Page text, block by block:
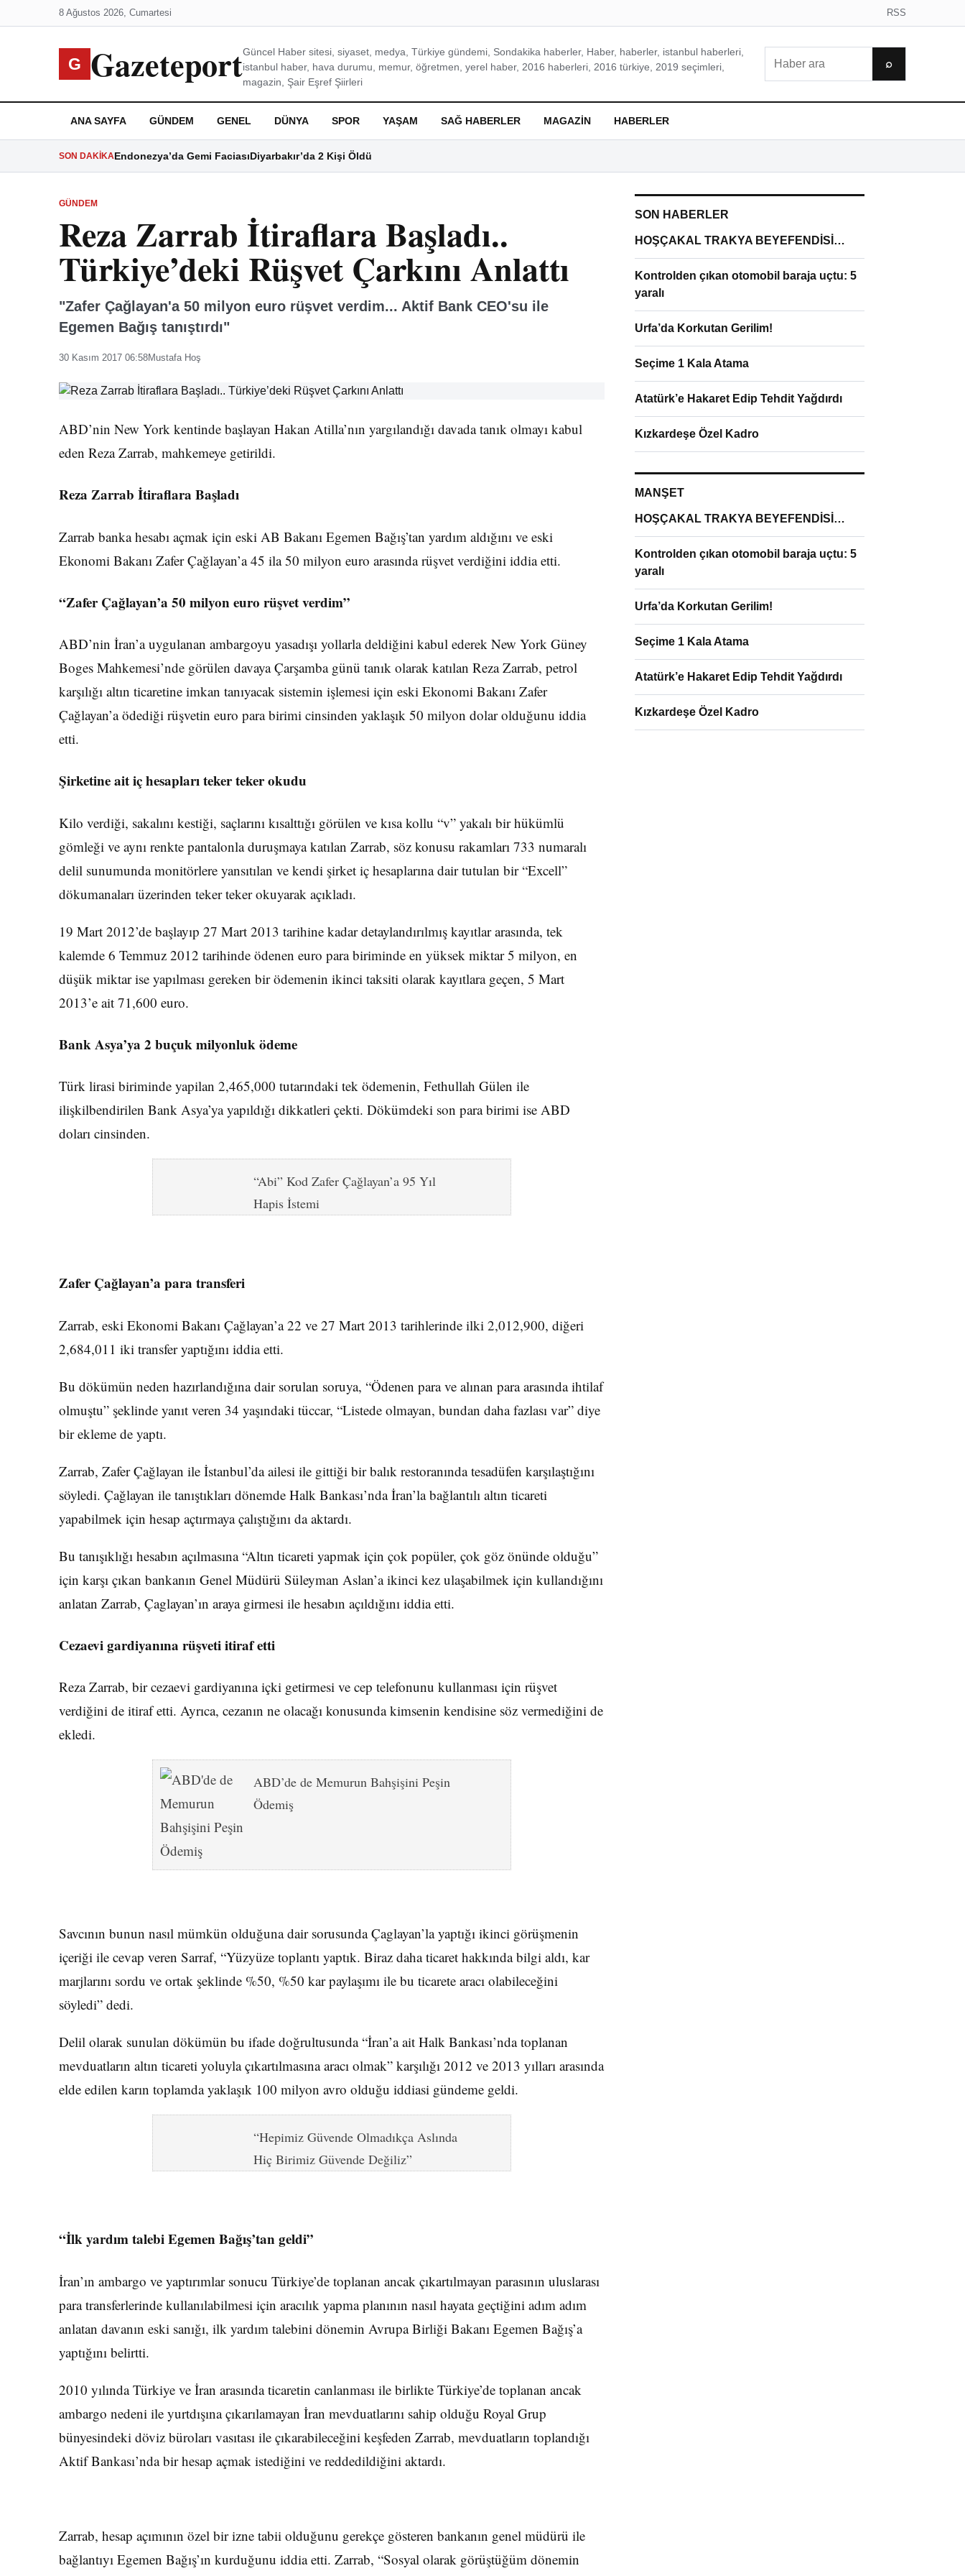
8 Ağustos 2026, Cumartesi RSS
G GazeteportGüncel Haber sitesi, siyaset, medya, Türkiye gündemi, Sondakika haberler, Haber, haberler, istanbul haberleri,
istanbul haber, hava durumu, memur, öğretmen, yerel haber, 2016 haberleri, 2016 türkiye, 2019 seçimleri,
magazin, Şair Eşref Şiirleri
⌕
ANA SAYFA GÜNDEM GENEL DÜNYA SPOR YAŞAM SAĞ HABERLER MAGAZIN HABERLER
SON DAKIKAEndonezya’da Gemi FaciasıDiyarbakır’da 2 Kişi Öldü
GÜNDEM
Reza Zarrab İtiraflara Başladı..
Türkiye’deki Rüşvet Çarkını Anlattı
"Zafer Çağlayan'a 50 milyon euro rüşvet verdim... Aktif Bank CEO'su ile
Egemen Bağış tanıştırdı"
30 Kasım 2017 06:58Mustafa Hoş
ABD’nin New York kentinde başlayan Hakan Atilla’nın yargılandığı davada tanık olmayı kabul
eden Reza Zarrab, mahkemeye getirildi.
Reza Zarrab İtiraflara Başladı
Zarrab banka hesabı açmak için eski AB Bakanı Egemen Bağış’tan yardım aldığını ve eski
Ekonomi Bakanı Zafer Çağlayan’a 45 ila 50 milyon euro arasında rüşvet verdiğini iddia etti.
“Zafer Çağlayan’a 50 milyon euro rüşvet verdim”
ABD’nin İran’a uygulanan ambargoyu yasadışı yollarla deldiğini kabul ederek New York Güney
Boges Mahkemesi’nde görülen davaya Çarşamba günü tanık olarak katılan Reza Zarrab, petrol
karşılığı altın ticaretine imkan tanıyacak sistemin işlemesi için eski Ekonomi Bakanı Zafer
Çağlayan’a ödediği rüşvetin euro para birimi cinsinden yaklaşık 50 milyon dolar olduğunu iddia
etti.
Şirketine ait iç hesapları teker teker okudu
Kilo verdiği, sakalını kestiği, saçlarını kısalttığı görülen ve kısa kollu “v” yakalı bir hükümlü
gömleği ve aynı renkte pantalonla duruşmaya katılan Zarrab, söz konusu rakamları 733 numaralı
delil sunumunda monitörlere yansıtılan ve kendi şirket iç hesaplarına dair tutulan bir “Excell”
dökumanaları üzerinden teker teker okuyarak açıkladı.
19 Mart 2012’de başlayıp 27 Mart 2013 tarihine kadar detaylandırılmış kayıtlar arasında, tek
kalemde 6 Temmuz 2012 tarihinde ödenen euro para biriminde en yüksek miktar 5 milyon, en
düşük miktar ise yapılması gereken bir ödemenin ikinci taksiti olarak kayıtlara geçen, 5 Mart
2013’e ait 71,600 euro.
Bank Asya’ya 2 buçuk milyonluk ödeme
Türk lirasi biriminde yapilan 2,465,000 tutarındaki tek ödemenin, Fethullah Gülen ile
ilişkilbendirilen Bank Asya’ya yapıldığı dikkatleri çekti. Dökümdeki son para birimi ise ABD
doları cinsinden.
“Abi” Kod Zafer Çağlayan’a 95 Yıl
Hapis İstemi
Zafer Çağlayan’a para transferi
Zarrab, eski Ekonomi Bakanı Çağlayan’a 22 ve 27 Mart 2013 tarihlerinde ilki 2,012,900, diğeri
2,684,011 iki transfer yaptığını iddia etti.
Bu dökümün neden hazırlandığına dair sorulan soruya, “Ödenen para ve alınan para arasında ihtilaf
olmuştu” şeklinde yanıt veren 34 yaşındaki tüccar, “Listede olmayan, bundan daha fazlası var” diye
bir ekleme de yaptı.
Zarrab, Zafer Çağlayan ile İstanbul’da ailesi ile gittiği bir balık restoranında tesadüfen karşılaştığını
söyledi. Çağlayan ile tanıştıkları dönemde Halk Bankası’nda İran’la bağlantılı altın ticareti
yapabilmek için hesap açtırmaya çalıştığını da aktardı.
Bu tanışıklığı hesabın açılmasına “Altın ticareti yapmak için çok popüler, çok göz önünde olduğu”
için karşı çıkan bankanın Genel Müdürü Süleyman Aslan’a ikinci kez ulaşabilmek için kullandığını
anlatan Zarrab, Çaglayan’ın araya girmesi ile hesabın açıldığını iddia etti.
Cezaevi gardiyanına rüşveti itiraf etti
Reza Zarrab, bir cezaevi gardiyanına içki getirmesi ve cep telefonunu kullanması için rüşvet
verdiğini de itiraf etti. Ayrıca, cezanın ne olacağı konusunda kimsenin kendisine söz vermediğini de
ekledi.
ABD’de de Memurun Bahşişini Peşin
Ödemiş
Savcının bunun nasıl mümkün olduğuna dair sorusunda Çaglayan’la yaptığı ikinci görüşmenin
içeriği ile cevap veren Sarraf, “Yüzyüze toplantı yaptık. Biraz daha ticaret hakkında bilgi aldı, kar
marjlarını sordu ve ortak şeklinde %50, %50 kar paylaşımı ile bu ticarete aracı olabileceğini
söyledi” dedi.
Delil olarak sunulan dökümün bu ifade doğrultusunda “İran’a ait Halk Bankası’nda toplanan
mevduatların altın ticareti yoluyla çıkartılmasına aracı olmak” karşılığı 2012 ve 2013 yılları arasında
elde edilen karın toplamda yaklaşık 100 milyon avro olduğu iddiasi gündeme geldi.
“Hepimiz Güvende Olmadıkça Aslında
Hiç Birimiz Güvende Değiliz”
“İlk yardım talebi Egemen Bağış’tan geldi”
İran’ın ambargo ve yaptırımlar sonucu Türkiye’de toplanan ancak çıkartılmayan parasının uluslarası
para transferlerinde kullanılabilmesi için aracılık yapma planının nasıl hayata geçtiğini adım adım
anlatan davanın eski sanığı, ilk yardım talebini dönemin Avrupa Birliği Bakanı Egemen Bağış’a
yaptığını belirtti.
2010 yılında Türkiye ve İran arasında ticaretin canlanması ile birlikte Türkiye’de toplanan ancak
ambargo nedeni ile yurtdışına çıkarılamayan İran mevduatlarını sahip olduğu Royal Grup
bünyesindeki döviz büroları vasıtası ile çıkarabileceğini keşfeden Zarrab, mevduatların toplandığı
Aktif Bankası’nda bir hesap açmak istediğini ve reddedildiğini aktardı.
Zarrab, hesap açımının özel bir izne tabii olduğunu gerekçe gösteren bankanın genel müdürü ile
bağlantıyı Egemen Bağış’ın kurduğunu iddia etti. Zarrab, “Sosyal olarak görüştüğüm dönemin
SON HABERLER
HOŞÇAKAL TRAKYA BEYEFENDİSİ…
Kontrolden çıkan otomobil baraja uçtu: 5
yaralı
Urfa’da Korkutan Gerilim!
Seçime 1 Kala Atama
Atatürk’e Hakaret Edip Tehdit Yağdırdı
Kızkardeşe Özel Kadro
MANŞET
HOŞÇAKAL TRAKYA BEYEFENDİSİ…
Kontrolden çıkan otomobil baraja uçtu: 5
yaralı
Urfa’da Korkutan Gerilim!
Seçime 1 Kala Atama
Atatürk’e Hakaret Edip Tehdit Yağdırdı
Kızkardeşe Özel Kadro